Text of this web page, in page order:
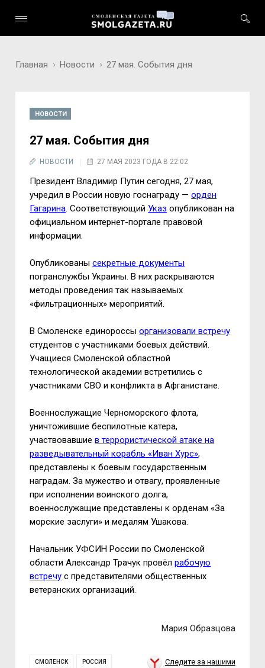
Главная Новости 27 мая. События дня
НОВОСТИ
27 мая. События дня
НОВОСТИ 27 МАЯ 2023 ГОДА В 22:02
Президент Владимир Путин сегодня, 27 мая,
учредил в России новую госнаграду —орден
Гагарина. СоответствующийУказ опубликован на
официальном интернет-портале правовой
информации.
Опубликованысекретные документы
погранслужбы Украины. В них раскрываются
методы проведения так называемых
«фильтрационных» мероприятий.
В Смоленске единороссыорганизовали встречу
студентов с участниками боевых действий.
Учащиеся Смоленской областной
технологической академии встретились с
участниками СВО и конфликта в Афганистане.
Военнослужащие Черноморского флота,
уничтожившие беспилотные катера,
участвовавшиев террористической атаке на
разведывательный корабль «Иван Хурс»,
представлены к боевым государственным
наградам. За мужество и отвагу, проявленные
при исполнении воинского долга,
военнослужащие представлены к орденам «За
морские заслуги» и медалям Ушакова.
Начальник УФСИН России по Смоленской
области Александр Трачук провёлрабочую
встречу с представителями общественных
ветеранских организаций.
Мария Образцова
СМОЛЕНСК РОССИЯ
Следите за нашими